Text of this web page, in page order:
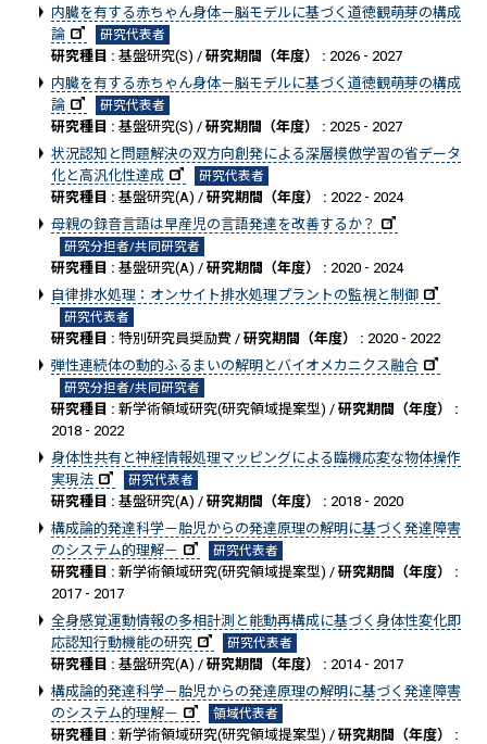
内臓を有する赤ちゃん身体－脳モデルに基づく道徳観萌芽の構成
論
研究代表者
研究種目 : 基盤研究(S) / 研究期間（年度） : 2026 - 2027
内臓を有する赤ちゃん身体－脳モデルに基づく道徳観萌芽の構成
論
研究代表者
研究種目 : 基盤研究(S) / 研究期間（年度） : 2025 - 2027
状況認知と問題解決の双方向創発による深層模倣学習の省データ
化と高汎化性達成
研究代表者
研究種目 : 基盤研究(A) / 研究期間（年度） : 2022 - 2024
母親の録音言語は早産児の言語発達を改善するか？
研究分担者/共同研究者
研究種目 : 基盤研究(A) / 研究期間（年度） : 2020 - 2024
自律排水処理：オンサイト排水処理プラントの監視と制御
研究代表者
研究種目 : 特別研究員奨励費 / 研究期間（年度） : 2020 - 2022
弾性連続体の動的ふるまいの解明とバイオメカニクス融合
研究分担者/共同研究者
研究種目 : 新学術領域研究(研究領域提案型) / 研究期間（年度） :
2018 - 2022
身体性共有と神経情報処理マッピングによる臨機応変な物体操作
実現法
研究代表者
研究種目 : 基盤研究(A) / 研究期間（年度） : 2018 - 2020
構成論的発達科学－胎児からの発達原理の解明に基づく発達障害
のシステム的理解－
研究代表者
研究種目 : 新学術領域研究(研究領域提案型) / 研究期間（年度） :
2017 - 2017
全身感覚運動情報の多相計測と能動再構成に基づく身体性変化即
応認知行動機能の研究
研究代表者
研究種目 : 基盤研究(A) / 研究期間（年度） : 2014 - 2017
構成論的発達科学－胎児からの発達原理の解明に基づく発達障害
のシステム的理解－
領域代表者
研究種目 : 新学術領域研究(研究領域提案型) / 研究期間（年度） :